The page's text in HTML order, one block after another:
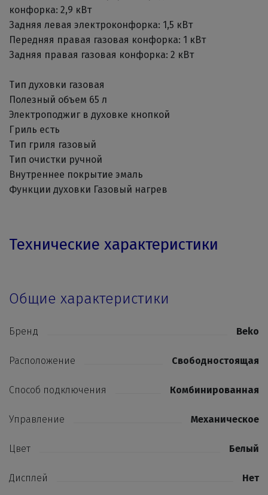
конфорка: 2,9 кВт
Задняя левая электроконфорка: 1,5 кВт
Передняя правая газовая конфорка: 1 кВт
Задняя правая газовая конфорка: 2 кВт
Тип духовки газовая
Полезный объем 65 л
Электроподжиг в духовке кнопкой
Гриль есть
Тип гриля газовый
Тип очистки ручной
Внутреннее покрытие эмаль
Функции духовки Газовый нагрев
Технические характеристики
Общие характеристики
Бренд Beko
Расположение Свободностоящая
Способ подключения Комбинированная
Управление Механическое
Цвет Белый
Дисплей Нет